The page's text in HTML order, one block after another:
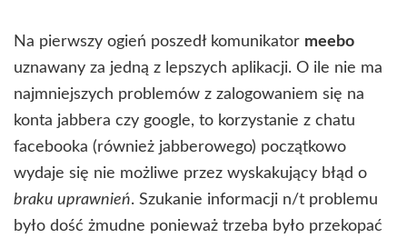
Na pierwszy ogień poszedł komunikator meebo
uznawany za jedną z lepszych aplikacji. O ile nie ma
najmniejszych problemów z zalogowaniem się na
konta jabbera czy google, to korzystanie z chatu
facebooka (również jabberowego) początkowo
wydaje się nie możliwe przez wyskakujący błąd o
braku uprawnień. Szukanie informacji n/t problemu
było dość żmudne ponieważ trzeba było przekopać